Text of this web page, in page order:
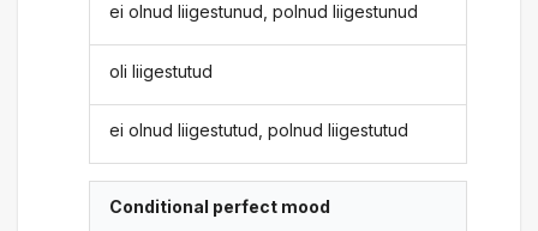
ei olnud liigestunud, polnud liigestunud
oli liigestutud
ei olnud liigestutud, polnud liigestutud
Conditional perfect mood